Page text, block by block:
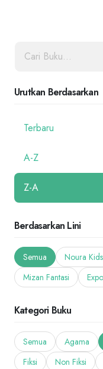
Urutkan Berdasarkan
Terbaru
A-Z
Z-A
Berdasarkan Lini
Semua Noura Kids
Mizan Fantasi
Kategori Buku
Semua Agama
Fiksi
Non Fiksi